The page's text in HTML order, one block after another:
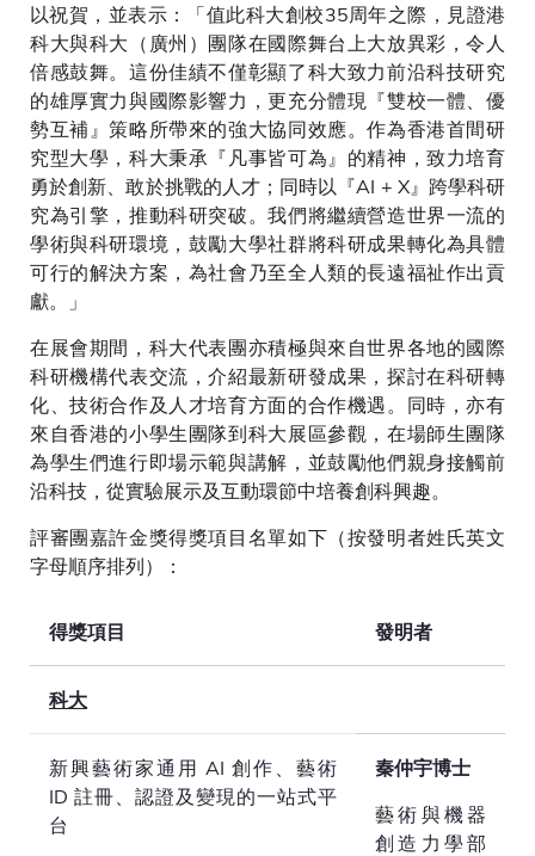
以祝賀，並表示：「值此科大創校35周年之際，見證港
科大與科大（廣州）團隊在國際舞台上大放異彩，令人
倍感鼓舞。這份佳績不僅彰顯了科大致力前沿科技研究
的雄厚實力與國際影響力，更充分體現『雙校一體、優
勢互補』策略所帶來的強大協同效應。作為香港首間研
究型大學，科大秉承『凡事皆可為』的精神，致力培育
勇於創新、敢於挑戰的人才；同時以『AI + X』跨學科研
究為引擎，推動科研突破。我們將繼續營造世界一流的
學術與科研環境，鼓勵大學社群將科研成果轉化為具體
可行的解決方案，為社會乃至全人類的長遠福祉作出貢
獻。」
在展會期間，科大代表團亦積極與來自世界各地的國際
科研機構代表交流，介紹最新研發成果，探討在科研轉
化、技術合作及人才培育方面的合作機遇。同時，亦有
來自香港的小學生團隊到科大展區參觀，在場師生團隊
為學生們進行即場示範與講解，並鼓勵他們親身接觸前
沿科技，從實驗展示及互動環節中培養創科興趣。
評審團嘉許金獎得獎項目名單如下（按發明者姓氏英文
字母順序排列）：
得獎項目 發明者
科大
新興藝術家通用 AI 創作、藝術
ID 註冊、認證及變現的一站式平
台
秦仲宇博士
藝術與機器
創造力學部